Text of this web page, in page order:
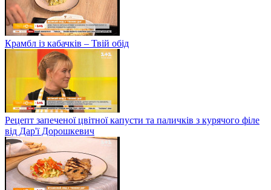
Крамбл із кабачків – Твій обід
Рецепт запеченої цвітної капусти та паличків з курячого філе
від Дар'ї Дорошкевич